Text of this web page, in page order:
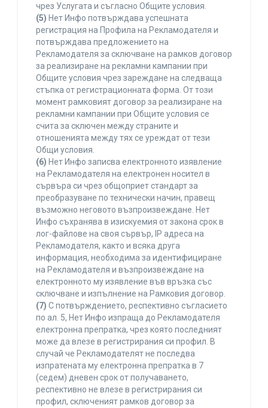
чрез Услугата и съгласно Общите условия.
(5) Нет Инфо потвърждава успешната
регистрация на Профила на Рекламодателя и
потвърждава предложението на
Рекламодателя за сключване на рамков договор
за реализиране на рекламни кампании при
Общите условия чрез зареждане на следваща
стъпка от регистрационната форма. От този
момент рамковият договор за реализиране на
рекламни кампании при Общите условия се
счита за сключен между страните и
отношенията между тях се уреждат от тези
Общи условия.
(6) Нет Инфо записва електронното изявление
на Рекламодателя на електронен носител в
сървъра си чрез общоприет стандарт за
преобразуване по технически начин, правещ
възможно неговото възпроизвеждане. Нет
Инфо съхранява в изискуемия от закона срок в
лог-файлове на своя сървър, IP адреса на
Рекламодателя, както и всяка друга
информация, необходима за идентифициране
на Рекламодателя и възпроизвеждане на
електронното му изявление във връзка със
сключване и изпълнение на Рамковия договор.
(7) С потвърждението, респективно съгласието
по ал. 5, Нет Инфо изпраща до Рекламодателя
електронна препратка, чрез която последният
може да влезе в регистрирания си профил. В
случай че Рекламодателят не последва
изпратената му електронна препратка в 7
(седем) дневен срок от получаването,
респективно не влезе в регистрирания си
профил, сключеният рамков договор за